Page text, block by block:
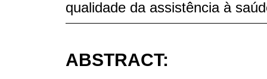
qualidade da assistência à
ABSTRACT: